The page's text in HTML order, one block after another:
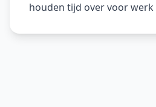
houden tijd over voor